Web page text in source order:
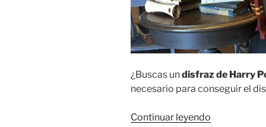
¿Buscas undisfraz de Harry
necesario para conseguir el
Continuar leyendo